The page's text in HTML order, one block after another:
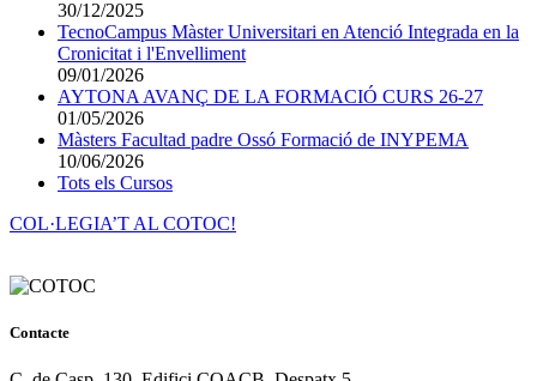
30/12/2025
TecnoCampus Màster Universitari en Atenció Integrada en la
Cronicitat i l'Envelliment
09/01/2026
AYTONA AVANÇ DE LA FORMACIÓ CURS 26-27
01/05/2026
Màsters Facultad padre Ossó Formació de INYPEMA
10/06/2026
Tots els Cursos
COL·LEGIA’T AL COTOC!
Contacte